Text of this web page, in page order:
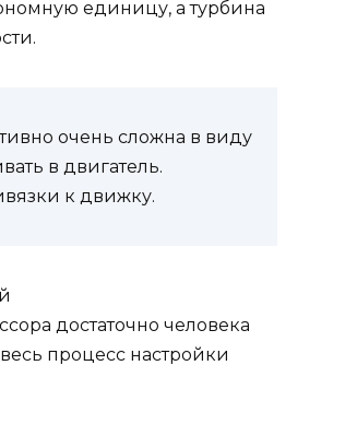
единицу, а турбина
очень сложна в виду
в двигатель.
к движку.
достаточно человека
процесс настройки